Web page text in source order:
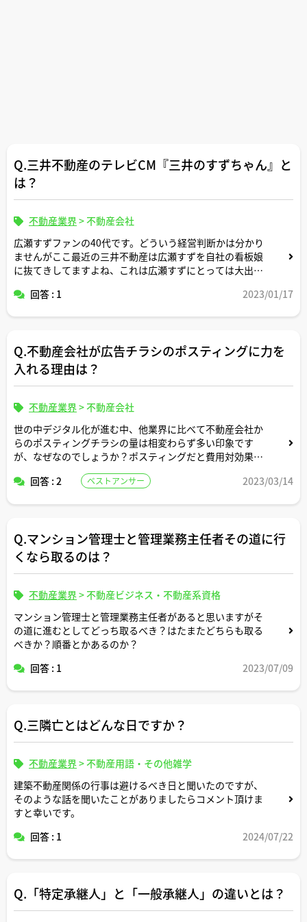
Q.三井不動産のテレビCM『三井のすずちゃん』と
は？
不動産業界>不動産会社
広瀬すずファンの40代です。どういう経営判断かは分かり
ませんがここ最近の三井不動産は広瀬すずを自社の看板娘
に抜てきしてますよね、これは広瀬すずにとっては大出世
回答 : 1 2023/01/17
Q.不動産会社が広告チラシのポスティングに力を
入れる理由は？
不動産業界>不動産会社
世の中デジタル化が進む中、他業界に比べて不動産会社か
らのポスティングチラシの量は相変わらず多い印象です
が、なぜなのでしょうか？ポスティングだと費用対効果と
回答 : 2
ベストアンサー 2023/03/14
Q.マンション管理士と管理業務主任者その道に行
くなら取るのは？
不動産業界>不動産ビジネス・不動産系資格
マンション管理士と管理業務主任者があると思いますがそ
の道に進むとしてどっち取るべき？はたまたどちらも取る
べきか？順番とかあるのか？
回答 : 1
2023/07/09
Q.三隣亡とはどんな日ですか？
不動産業界>不動産用語・その他雑学
建築不動産関係の行事は避けるべき日と聞いたのですが、
そのような話を聞いたことがありましたらコメント頂けま
すと幸いです。
回答 : 1
2024/07/22
Q.「特定承継人」と「一般承継人」の違いとは？